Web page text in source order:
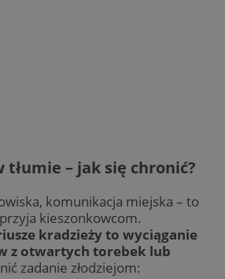
tłumie – jak się chronić?
komunikacja miejska – to
kieszonkowcom.
kradzieży to wyciąganie
z otwartych torebek lub
zadanie złodziejom: